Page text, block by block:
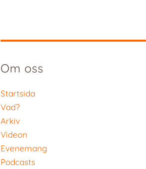
Om oss
Startsida
Vad?
Arkiv
Videon
Evenemang
Podcasts